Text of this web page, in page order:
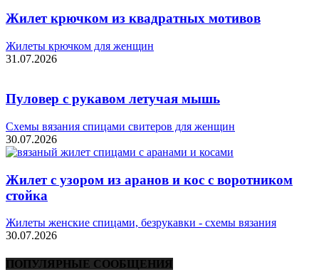
Жилет крючком из квадратных мотивов
Жилеты крючком для женщин
31.07.2026
Пуловер с рукавом летучая мышь
Схемы вязания спицами свитеров для женщин
30.07.2026
Жилет с узором из аранов и кос с воротником
стойка
Жилеты женские спицами, безрукавки - схемы вязания
30.07.2026
ПОПУЛЯРНЫЕ СООБЩЕНИЯ